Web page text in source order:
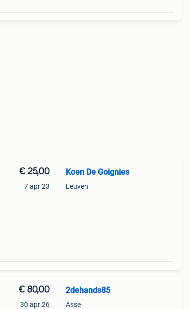
€ 25,00
7 apr 23
Koen De Goignies
Leuven
€ 80,00
30 apr 26
2dehands85
Asse